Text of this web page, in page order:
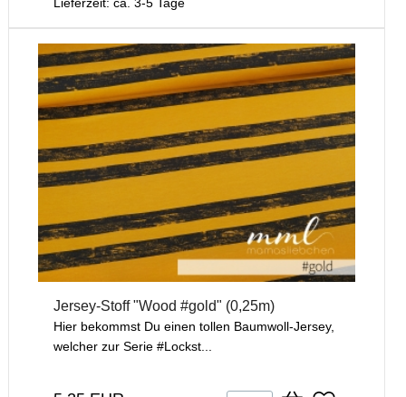
Lieferzeit: ca. 3-5 Tage
Jersey-Stoff "Wood #gold" (0,25m)
Hier bekommst Du einen tollen Baumwoll-Jersey,
welcher zur Serie #Lockst...